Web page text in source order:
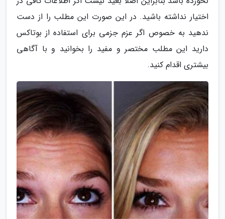
اختیار نداشته باشید. در این صورت این مطلب را از دست
ندهید به خصوص اگر عزم جزمی برای استفاده از بوتاکس
دارید این مطلب مختصر و مفید را بخوانید و با آگاهی
بیشتری اقدام کنید.